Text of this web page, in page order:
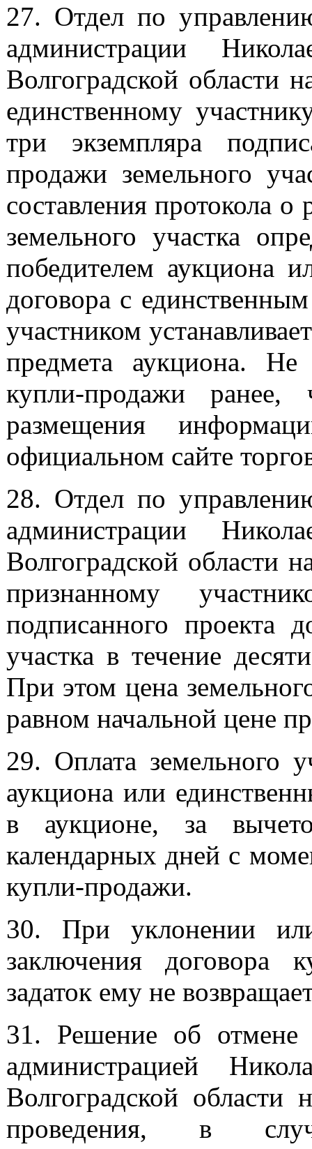
27. Отдел по
администрации
Волгоградской области
единственному
три экземпляра
продажи земельного
составления протокола о
земельного участка
победителем аукциона
договора с
участником
предмета аукциона. Не
купли-продажи
размещения
официальном сайте
28. Отдел по
администрации
Волгоградской области
признанному
подписанного проекта
участка в течение
При этом цена
равном начальной цене
29. Оплата земельного
аукциона или
в аукционе, за
календарных дней с
купли-продажи.
30. При уклонении
заключения договора
задаток ему не
31. Решение об отмене
администрацией
Волгоградской
проведения, в